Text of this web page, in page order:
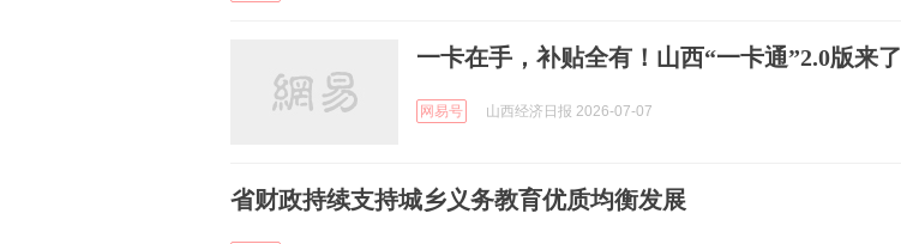
一卡在手，补贴全有！山西“一卡通”2.0版来了
网易号 山西经济日报 2026-07-07
省财政持续支持城乡义务教育优质均衡发展